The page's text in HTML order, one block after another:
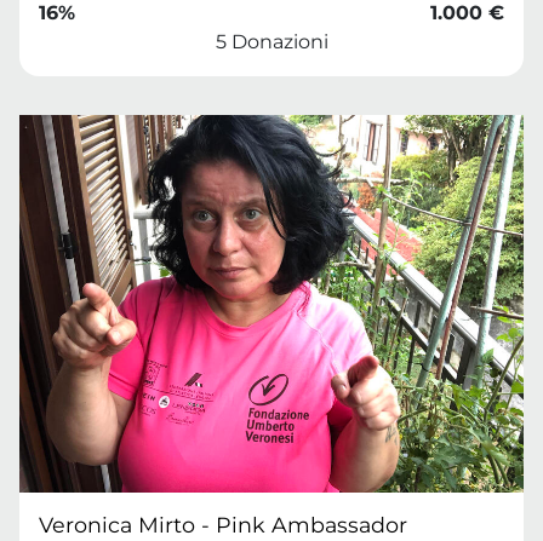
16%
1.000 €
5 Donazioni
Veronica Mirto - Pink Ambassador